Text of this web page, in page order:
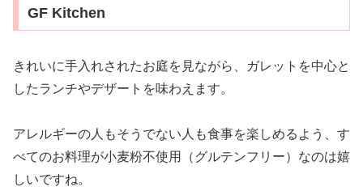
GF Kitchen
きれいに手入れされたお庭を見ながら、ガレットを中心と
したランチやデザートを味わえます。
アレルギーの人もそうでない人も食事を楽しめるよう、す
べてのお料理が小麦粉不使用（グルテンフリー）なのは嬉
しいですね。